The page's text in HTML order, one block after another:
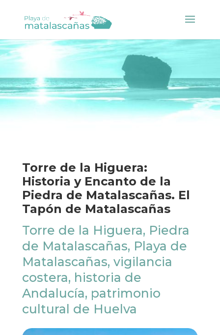
Torre de la Higuera:
Historia y Encanto de la
Piedra de Matalascañas. El
Tapón de Matalascañas
Torre de la Higuera, Piedra
de Matalascañas, Playa de
Matalascañas, vigilancia
costera, historia de
Andalucía, patrimonio
cultural de Huelva